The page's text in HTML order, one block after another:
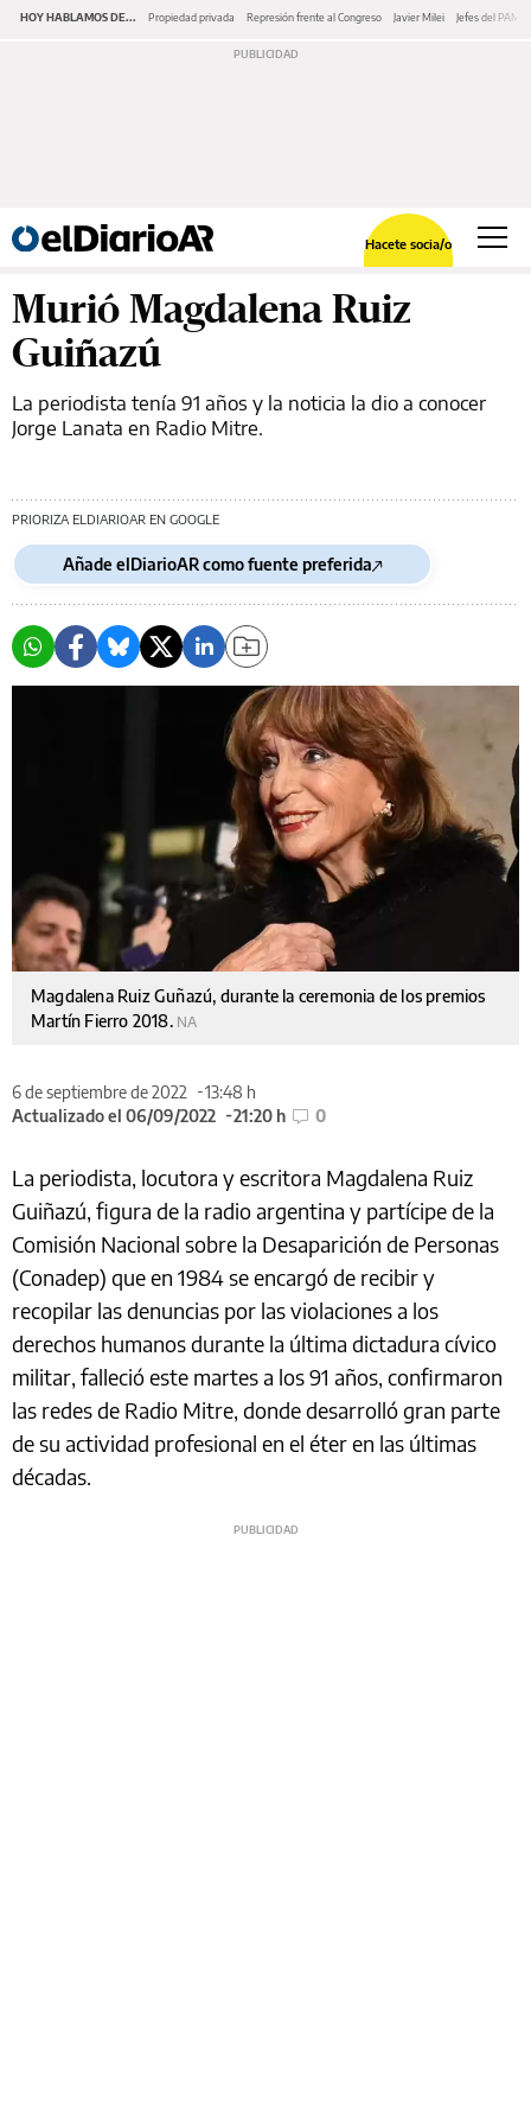
HOY HABLAMOS DE... Propiedad privada Represión frente al Congreso Javier Milei Jefes del PAMI
Hacete socia/o
Murió Magdalena Ruiz
Guiñazú
La periodista tenía 91 años y la noticia la dio a conocer
Jorge Lanata en Radio Mitre.
PRIORIZA ELDIARIOAR EN GOOGLE
Añade elDiarioAR como fuente preferida
Magdalena Ruiz Guñazú, durante la ceremonia de los premios
Martín Fierro 2018. NA
6 de septiembre de 2022
13:48 h
Actualizado el 06/09/2022
21:20 h 0
La periodista, locutora y escritora Magdalena Ruiz
Guiñazú, figura de la radio argentina y partícipe de la
Comisión Nacional sobre la Desaparición de Personas
(Conadep) que en 1984 se encargó de recibir y
recopilar las denuncias por las violaciones a los
derechos humanos durante la última dictadura cívico
militar, falleció este martes a los 91 años, confirmaron
las redes de Radio Mitre, donde desarrolló gran parte
de su actividad profesional en el éter en las últimas
décadas.